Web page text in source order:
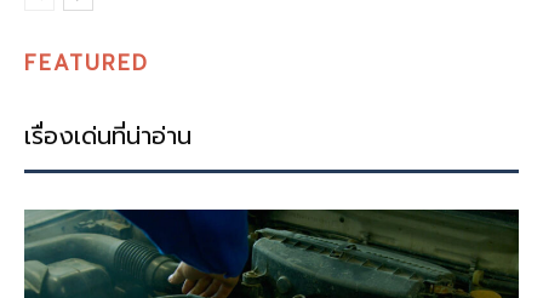
FEATURED
เรื่องเด่นที่น่าอ่าน